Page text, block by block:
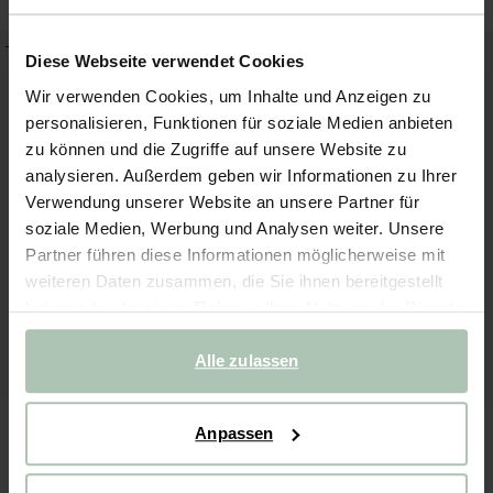
Diese Webseite verwendet Cookies
Wir verwenden Cookies, um Inhalte und Anzeigen zu
personalisieren, Funktionen für soziale Medien anbieten
zu können und die Zugriffe auf unsere Website zu
analysieren. Außerdem geben wir Informationen zu Ihrer
Verwendung unserer Website an unsere Partner für
soziale Medien, Werbung und Analysen weiter. Unsere
Partner führen diese Informationen möglicherweise mit
weiteren Daten zusammen, die Sie ihnen bereitgestellt
haben oder die sie im Rahmen Ihrer Nutzung der Dienste
gesammelt haben.
Alle zulassen
Anpassen
-20%